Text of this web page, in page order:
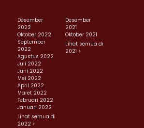
Desember
2022
Oktober 2022
September
2022
Agustus 2022
Juli 2022
Juni 2022
Mei 2022
April 2022
Maret 2022
Februari 2022
Januari 2022
Lihat semua di
2022 >
Desember
2021
Oktober 2021
Lihat semua di
2021 >